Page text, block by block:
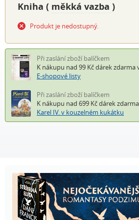
Kniha ( měkká vazba )
Produkt je nedostupný.
Při zaslání zboží balíčkem
K nákupu nad 99 Kčdárek zdarma
E-shopové listy
Při zaslání zboží balíčkem
K nákupu nad 699 Kčdárek zdarma
Karel IV. v kouzelném kukátku